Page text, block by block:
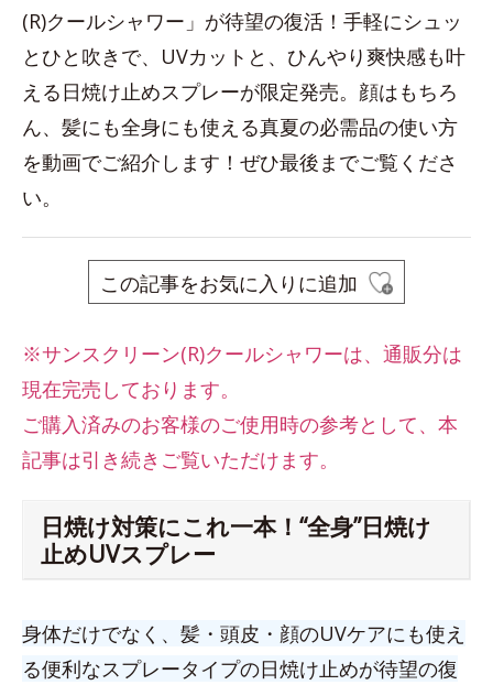
(R)クールシャワー」が待望の復活！手軽にシュッ
とひと吹きで、UVカットと、ひんやり爽快感も叶
える日焼け止めスプレーが限定発売。顔はもちろ
ん、髪にも全身にも使える真夏の必需品の使い方
を動画でご紹介します！ぜひ最後までご覧くださ
い。
この記事をお気に入りに追加
※サンスクリーン(R)クールシャワーは、 通販分は
現在完売しております。
ご購入済みのお客様のご使用時の参考として、本
記事は引き続きご覧いただけます。
日焼け対策にこれ一本！“全身”日焼け
止めUVスプレー
身体だけでなく、髪・頭皮・顔のUVケアにも使え
る便利なスプレータイプの日焼け止めが待望の復